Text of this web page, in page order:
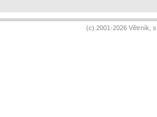
(c) 2001-2026 Větrník,